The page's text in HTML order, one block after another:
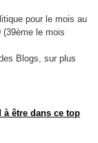
pour le mois au
le mois
Blogs, sur plus
à être dans ce top